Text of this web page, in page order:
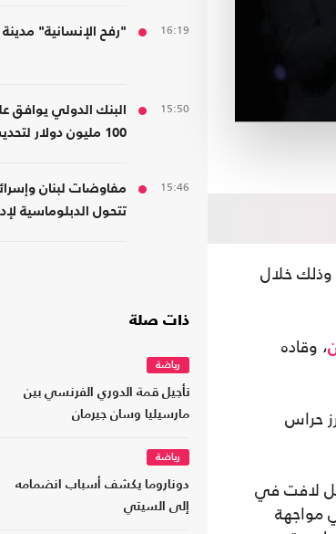
لأفضل حارس مرمى في العالم لعام 2025، وذلك خلال
، وقاده
عدد من أبرز حراس
لافت في
الـ16، وأداؤه الثابت في مواجهة
16:19 "رفح الإنسانية"
15:50
البنك الدولي يوافق
100 مليون دولار
15:46
مفاوضات لبنان
تتحول الدبلوماسية
ذات صلة
رياضة
تأجيل قمة الدوري الفرنسي بين
مارسيليا وسان جيرمان
رياضة
دوناروما يكشف أسباب انضمامه
إلى السيتي